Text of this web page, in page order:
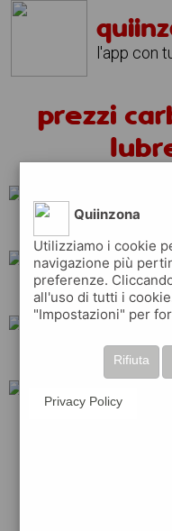
l'app con
prezzi
q8
Quiinzona
Utilizziamo i cookie
navigazione più
preferenze.
all'uso di tutti i
"Impostazioni" per
Rifiuta
Privacy Policy